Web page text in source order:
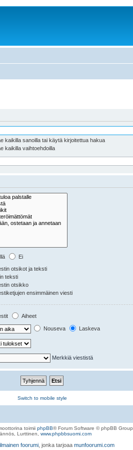
kaikilla sanoilla tai käytä kirjoitettua hakua
kaikilla vaihtoehdoilla
Ei
otsikot ja teksti
teksti
otsikko
ensimmäinen viesti
Aiheet
Nouseva Laskeva
Merkkiä viestistä
Switch to mobile style
toimii phpBB® Forum Software © phpBB Group
Lurttinen, www.phpbbsuomi.com
ilmainen foorumi , jonka tarjoaa munfoorumi.com